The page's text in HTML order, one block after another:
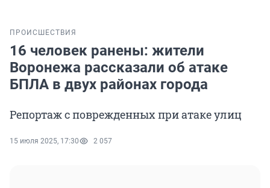
ПРОИСШЕСТВИЯ
16 человек ранены: жители
Воронежа рассказали об атаке
БПЛА в двух районах города
Репортаж с поврежденных при атаке улиц
15 июля 2025, 17:30 2 057